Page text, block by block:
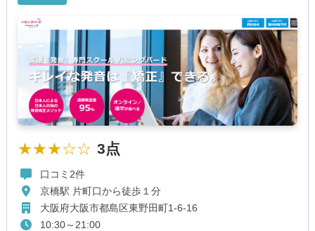
★★★☆☆ 3点
口コミ2件
京橋駅 片町口から徒歩１分
大阪府大阪市都島区東野田町1-6-16
10:30～21:00